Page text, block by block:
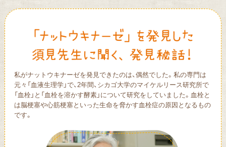
私がナットウキナーゼを発見できたのは、偶然でした。私の専門は
元々「血液生理学」で、2年間、シカゴ大学のマイケルリース研究所で
「血栓」と「血栓を溶かす酵素」について研究をしていました。血栓と
は脳梗塞や心筋梗塞といった生命を脅かす血栓症の原因となるもの
です。